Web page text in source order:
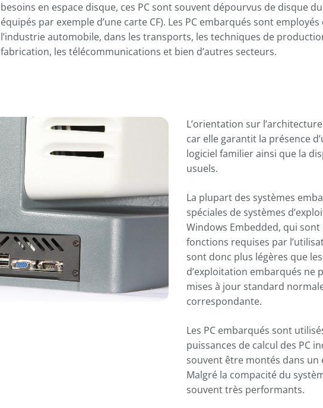
besoins en espace disque, ces PC sont souvent dépourvus de disque
équipés par exemple d’une carte CF). Les PC embarqués sont employés
l’industrie automobile, dans les transports, les techniques de
fabrication, les télécommunications et bien d’autres secteurs.
L’orientation sur
car elle garantit la présence
logiciel familier ainsi que la
usuels.
La plupart des systèmes
spéciales de systèmes
Windows Embedded, qui
fonctions requises par
sont donc plus légères que
d’exploitation embarqués ne
mises à jour standard
correspondante.
Les PC embarqués sont
puissances de calcul des PC
souvent être montés dans
Malgré la compacité du
souvent très performants.